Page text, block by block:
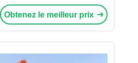
rampe de petite capacité
fabriqué au Japon
Obtenez le meilleur prix